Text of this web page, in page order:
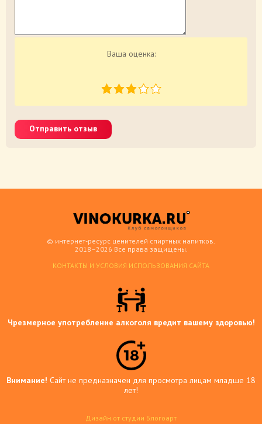
Ваша оценка:
Отправить отзыв
© интернет-ресурс ценителей спиртных напитков.
2018–2026 Все права защищены.
КОНТАКТЫ И УСЛОВИЯ ИСПОЛЬЗОВАНИЯ САЙТА
Чрезмерное употребление алкоголя вредит вашему здоровью!
Внимание! Сайт не предназначен для просмотра лицам младше 18
лет!
Дизайн от студии Блогоарт